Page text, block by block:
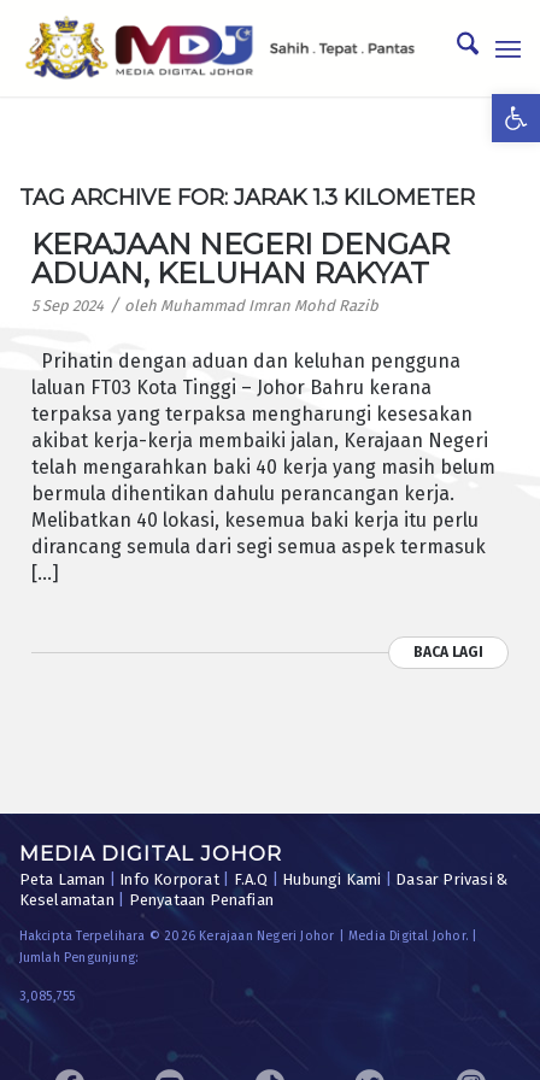
TAG ARCHIVE FOR: JARAK 1.3 KILOMETER
KERAJAAN NEGERI DENGAR
ADUAN, KELUHAN RAKYAT
5 Sep 2024 / oleh Muhammad Imran Mohd Razib
Prihatin dengan aduan dan keluhan pengguna
laluan FT03 Kota Tinggi – Johor Bahru kerana
terpaksa yang terpaksa mengharungi kesesakan
akibat kerja-kerja membaiki jalan, Kerajaan Negeri
telah mengarahkan baki 40 kerja yang masih belum
bermula dihentikan dahulu perancangan kerja.
Melibatkan 40 lokasi, kesemua baki kerja itu perlu
dirancang semula dari segi semua aspek termasuk
[…]
BACA LAGI
MEDIA DIGITAL JOHOR
Peta Laman Info Korporat| F.A.Q Hubungi Kami
Dasar Privasi &
Keselamatan
Penyataan Penafian
Hakcipta Terpelihara © 2026 Kerajaan Negeri Johor | Media Digital Johor. |
Jumlah Pengunjung:
3,085,755